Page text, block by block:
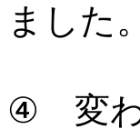
ました。
④ 変わ